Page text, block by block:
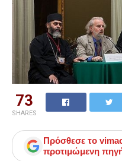
73
SHARES
Πρόσθεσε το
προτιμώμενη